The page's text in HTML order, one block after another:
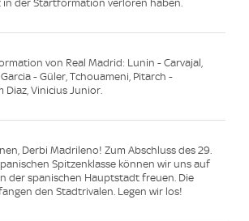
in der Startformation verloren haben.
von Real Madrid: Lunin - Carvajal,
- Güler, Tchouameni, Pitarch -
Diaz, Vinicius Junior.
Derbi Madrileno! Zum Abschluss des 29.
Spitzenklasse können wir uns auf
der spanischen Hauptstadt freuen. Die
den Stadtrivalen. Legen wir los!